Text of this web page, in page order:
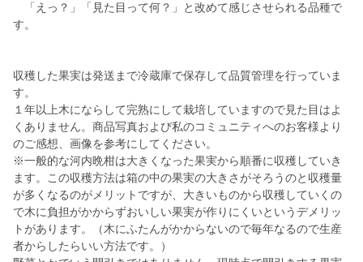
「えっ？」「見た目って何？」と改めて感じさせられる品種で
す。
収穫した果実は発送まで冷蔵庫で保存して品質管理を行っていま
す。
１年以上木にならして完熟にして栽培していますので見た目はよ
くありません。商品写真および私のコミュニティへのお客様より
のご感想、画像を参考にしてください。
※一般的な河内晩柑は大きくなった果実から順番に収穫していき
ます。この収穫方法は箱の中の果実の大きさがそろうのと収穫量
が多くなるのがメリットですが、大きいものから収穫していくの
で木に負担がかからずおいしい果実が作りにくいというデメリッ
トがあります。（木にふたんがかからないので毎年なるので生産
者からしたらいい方法です。）